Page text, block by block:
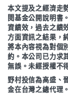
本文提及之經濟走
閱基金公開說明書
資績效，過去之績
方面資訊之結果，
將本內容視為對個
約。本公司已力求
無誤。未經授權不
野村投信為高盛、
金在台灣之總代理